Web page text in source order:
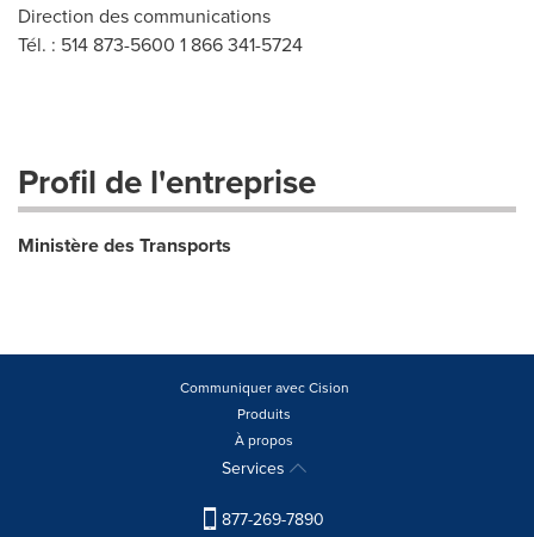
Direction des communications
Tél. : 514 873-5600 1 866 341-5724
Profil de l'entreprise
Ministère des Transports
Communiquer avec Cision
Produits
À propos
Services
877-269-7890